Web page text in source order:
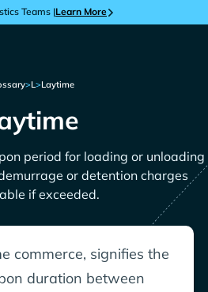
Teams |Learn More
>L>Laytime
period for loading or unloading
or detention charges
if exceeded.
commerce, signifies the
duration between